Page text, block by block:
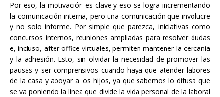
Por eso, la motivación es clave y eso se logra incrementando
la comunicación interna, pero una comunicación que involucre
y no solo informe. Por simple que parezca, iniciativas como
concursos internos, reuniones ampliadas para resolver dudas
e, incluso, after office virtuales, permiten mantener la cercanía
y la adhesión. Esto, sin olvidar la necesidad de promover las
pausas y ser comprensivos cuando haya que atender labores
de la casa y apoyar a los hijos, ya que sabemos lo difusa que
se va poniendo la línea que divide la vida personal de la laboral